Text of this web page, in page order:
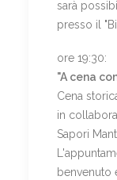
sarà
presso il
ore 19:30:
"A cena
Cena
in
Sapori
benvenuto